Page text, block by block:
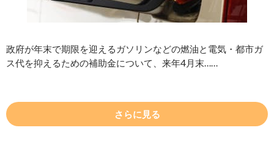
政府が年末で期限を迎えるガソリンなどの燃油と電気・都市ガ
ス代を抑えるための補助金について、来年4月末……
さらに見る